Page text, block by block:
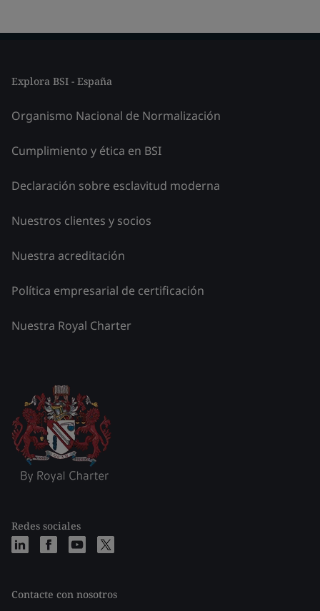
Explora BSI - España
Organismo Nacional de Normalización
Cumplimiento y ética en BSI
Declaración sobre esclavitud moderna
Nuestros clientes y socios
Nuestra acreditación
Política empresarial de certificación
Nuestra Royal Charter
Redes sociales
Contacte con nosotros